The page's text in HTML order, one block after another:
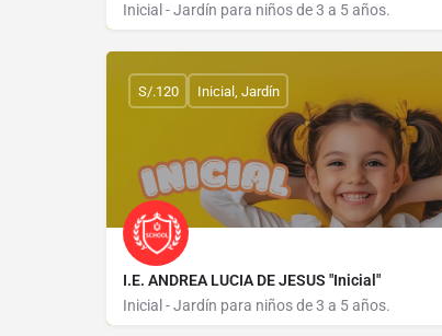
Inicial - Jardín para niños de 3 a 5 años.
I.E. ANDREA LUCIA DE JESUS "Inicial"
Inicial - Jardín para niños de 3 a 5 años.
S/.120 Inicial, Jardín